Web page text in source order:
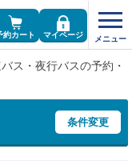
約カート マイページ
ス・夜行バスの予約・
条件変更